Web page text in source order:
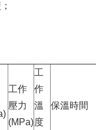
工作
壓力
(MPa)
工
作
溫
度
保溫時間